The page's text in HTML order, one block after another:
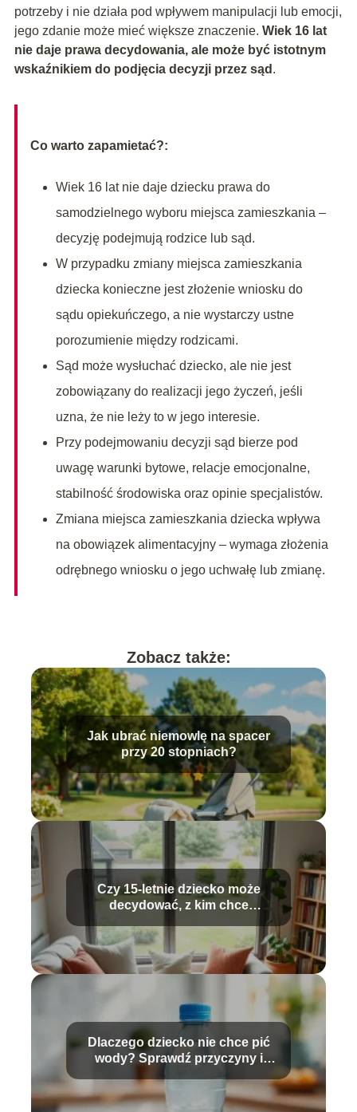
potrzeby i nie działa pod wpływem manipulacji lub emocji,
jego zdanie może mieć większe znaczenie. Wiek 16 lat
nie daje prawa decydowania, ale może być istotnym
wskaźnikiem do podjęcia decyzji przez sąd .
Co warto zapamietać?:
Wiek 16 lat nie daje dziecku prawa do
samodzielnego wyboru miejsca zamieszkania –
decyzję podejmują rodzice lub sąd.
W przypadku zmiany miejsca zamieszkania
dziecka konieczne jest złożenie wniosku do
sądu opiekuńczego, a nie wystarczy ustne
porozumienie między rodzicami.
Sąd może wysłuchać dziecko, ale nie jest
zobowiązany do realizacji jego życzeń, jeśli
uzna, że nie leży to w jego interesie.
Przy podejmowaniu decyzji sąd bierze pod
uwagę warunki bytowe, relacje emocjonalne,
stabilność środowiska oraz opinie specjalistów.
Zmiana miejsca zamieszkania dziecka wpływa
na obowiązek alimentacyjny – wymaga złożenia
odrębnego wniosku o jego uchwałę lub zmianę.
Zobacz także:
Jak ubrać niemowlę na spacer
przy 20 stopniach?
Czy 15-letnie dziecko może
decydować, z kim chce
Dlaczego dziecko nie chce pić
wody? Sprawdź przyczyny i